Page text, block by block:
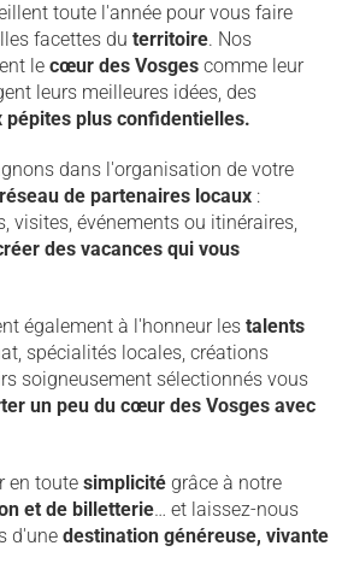
toute l'année pour vous faire
facettes du territoire. Nos
le cœur des Vosges comme leur
leurs meilleures idées, des
pépites plus confidentielles.
dans l'organisation de votre
réseau de partenaires locaux :
visites, événements ou itinéraires,
des vacances qui vous
également à l'honneur les talents
spécialités locales, créations
soigneusement sélectionnés vous
un peu du cœur des Vosges avec
en toute simplicité grâce à notre
et de billetterie… et laissez-nous
d'une destination généreuse, vivante